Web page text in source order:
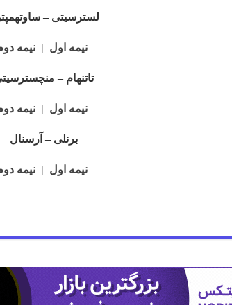
لسترسیتی –
نیمه اول | نیمه
تاتنهام –
نیمه اول | نیمه
برنلی – آرسنال
نیمه اول | نیمه